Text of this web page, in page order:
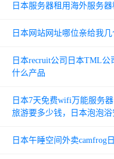
日本服务器租用海外服务器
日本网站网址哪位亲给我
日本recruit公司日本TML
什么产品
日本7天免费wifi万能服务
旅游要多少钱，日本泡泡
日本午睡空间外卖camfrog